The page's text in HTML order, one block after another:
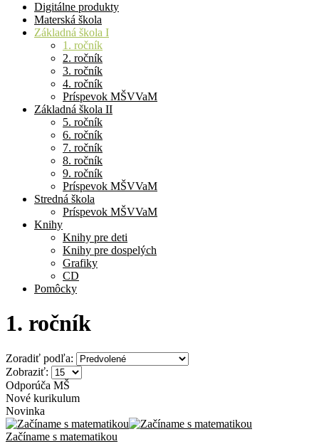
Digitálne produkty
Materská škola
Základná škola I
1. ročník
2. ročník
3. ročník
4. ročník
Príspevok MŠVVaM
Základná škola II
5. ročník
6. ročník
7. ročník
8. ročník
9. ročník
Príspevok MŠVVaM
Stredná škola
Príspevok MŠVVaM
Knihy
Knihy pre deti
Knihy pre dospelých
Grafiky
CD
Pomôcky
1. ročník
Zoradiť podľa:
Zobraziť:
Odporúča MŠ
Nové kurikulum
Novinka
Začíname s matematikou